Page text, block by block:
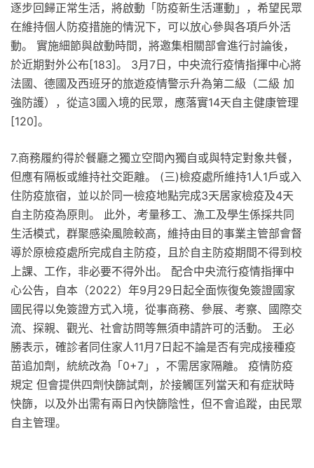
逐步回歸正常生活，將啟動「防疫新生活運動」，希望民眾
在維持個人防疫措施的情況下，可以放心參與各項戶外活
動。 實施細節與啟動時間，將邀集相關部會進行討論後，
於近期對外公布[183]。 3月7日，中央流行疫情指揮中心將
法國、德國及西班牙的旅遊疫情警示升為第二級（二級 加
強防護），從這3國入境的民眾，應落實14天自主健康管理
[120]。
7.商務履約得於餐廳之獨立空間內獨自或與特定對象共餐，
但應有隔板或維持社交距離。 (三)檢疫處所維持1人1戶或入
住防疫旅宿，並以於同一檢疫地點完成3天居家檢疫及4天
自主防疫為原則。 此外，考量移工、漁工及學生係採共同
生活模式，群聚感染風險較高，維持由目的事業主管部會督
導於原檢疫處所完成自主防疫，且於自主防疫期間不得到校
上課、工作，非必要不得外出。 配合中央流行疫情指揮中
心公告，自本（2022）年9月29日起全面恢復免簽證國家
國民得以免簽證方式入境，從事商務、參展、考察、國際交
流、探親、觀光、社會訪問等無須申請許可的活動。 王必
勝表示，確診者同住家人11月7日起不論是否有完成接種疫
苗追加劑，統統改為「0+7」，不需居家隔離。 疫情防疫
規定 但會提供四劑快篩試劑，於接觸匡列當天和有症狀時
快篩，以及外出需有兩日內快篩陰性，但不會追蹤，由民眾
自主管理。